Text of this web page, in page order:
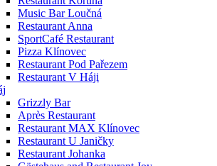
Music Bar Loučná
Restaurant Anna
SportCafé Restaurant
Pizza Klínovec
Restaurant Pod Pařezem
Restaurant V Háji
Grizzly Bar
Après Restaurant
Restaurant MAX Klínovec
Restaurant U Janičky
Restaurant Johanka